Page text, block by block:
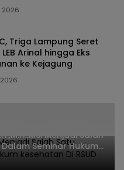
2026
Triga Lampung Seret
LEB Arinal hingga Eks
ke Kejagung
Menjadi Salah
Seminar Hukum
Leuwiliang